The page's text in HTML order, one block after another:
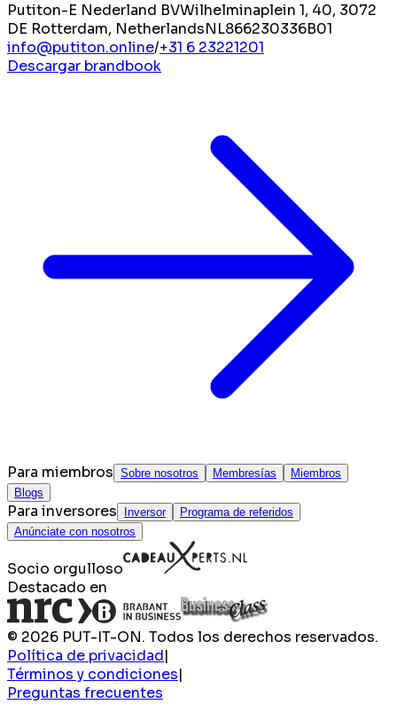
Putiton-E Nederland BVWilhelminaplein 1, 40, 3072
DE Rotterdam, NetherlandsNL866230336B01
info@putiton.online/+31 6 23221201
Descargar brandbook
Para miembros Sobre nosotros Membresías
Miembros
Blogs
Para inversores Inversor
Programa de referidos
Anúnciate con nosotros
Socio orgulloso
Destacado en
© 2026 PUT-IT-ON. Todos los derechos reservados.
Política de privacidad|
Términos y condiciones|
Preguntas frecuentes